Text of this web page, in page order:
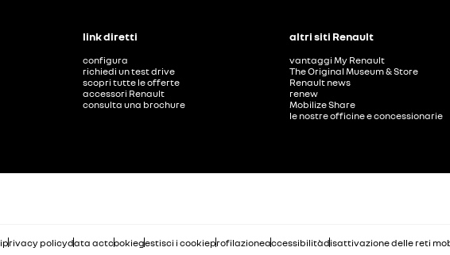
link diretti
configura
richiedi un test drive
scopri tutte le offerte
accessori Renault
consulta una brochure
altri siti Renault
vantaggi My Renault
The Original Museum & Store
Renault news
renew
Mobilize Share
le nostre officine e concessionarie
privacy policydata actcookiegestisci i cookieprofilazioneaccessibilitàdisattivazione delle reti